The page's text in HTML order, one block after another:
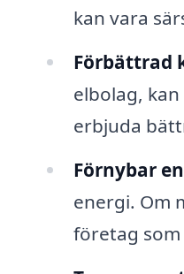
kan vara
Förbättrad
elbolag,
erbjuda
Förnybar
energi. Om
företag